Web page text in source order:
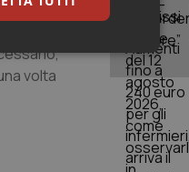
volta